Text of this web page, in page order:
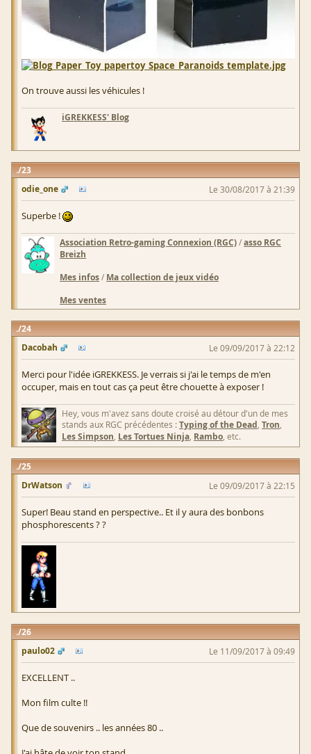
On trouve aussi les véhicules !
iGREKKESS' Blog
23
odie_one
Le 30/08/2017 à 21:39
Superbe !
Association Retro-gaming Connexion (RGC)/asso RGC
Breizh
Mes infos/ Ma collection de jeux vidéo
Mes ventes
24
Dacobah
Le 09/09/2017 à 22:12
Merci pour l'idée iGREKKESS. Je verrais si j'ai le temps de m'en
occuper, mais en tout cas ça peut être chouette à exposer !
Hey, vous m'avez sans doute croisé au détour d'un de mes
stands aux RGC précédentes :Typing of the Dead Tron
Les Simpson Les Tortues Ninja Rambo , etc.
25
DrWatson
Le 09/09/2017 à 22:15
Super! Beau stand en perspective.. Et il y aura des bonbons
phosphorescents ? ?
26
paulo02
Le 11/09/2017 à 09:49
EXCELLENT ..
Mon film culte !!
Que de souvenirs .. les années 80 ..